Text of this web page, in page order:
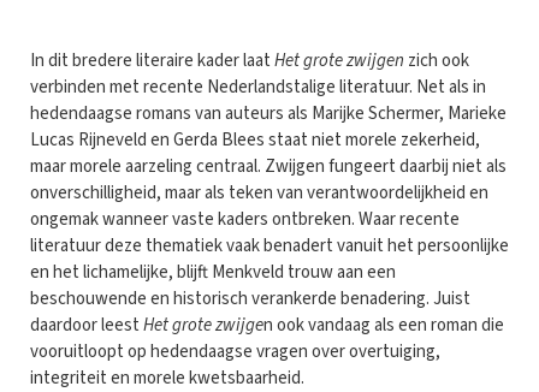
In dit bredere literaire kader laatHet grote zwijgen zich ook
verbinden met recente Nederlandstalige literatuur. Net als in
hedendaagse romans van auteurs als Marijke Schermer, Marieke
Lucas Rijneveld en Gerda Blees staat niet morele zekerheid,
maar morele aarzeling centraal. Zwijgen fungeert daarbij niet als
onverschilligheid, maar als teken van verantwoordelijkheid en
ongemak wanneer vaste kaders ontbreken. Waar recente
literatuur deze thematiek vaak benadert vanuit het persoonlijke
en het lichamelijke, blijft Menkveld trouw aan een
beschouwende en historisch verankerde benadering. Juist
daardoor leestHet grote zwijgen ook vandaag als een roman die
vooruitloopt op hedendaagse vragen over overtuiging,
integriteit en morele kwetsbaarheid.